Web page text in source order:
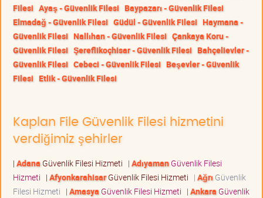
Filesi Ayaş - Güvenlik Filesi Baypazarı - Güvenlik Filesi
Elmadağ - Güvenlik Filesi Güdül - Güvenlik Filesi Haymana -
Güvenlik Filesi Nallıhan - Güvenlik Filesi Çankaya Koru -
Güvenlik Filesi Şereflikoçhisar - Güvenlik Filesi Bahçelievler -
Güvenlik Filesi Cebeci - Güvenlik Filesi Beşevler - Güvenlik
Filesi Etlik - Güvenlik Filesi
Kaplan File Güvenlik Filesi hizmetini
verdiğimiz şehirler
| Adana Güvenlik Filesi Hizmeti | AdıyamanGüvenlik Filesi
Hizmeti | AfyonkarahisarGüvenlik Filesi Hizmeti | Ağrı Güvenlik
Filesi Hizmeti | Amasya Güvenlik Filesi Hizmeti | Ankara Güvenlik